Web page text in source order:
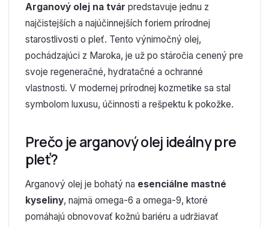
Arganový olej na tvár predstavuje jednu z
najčistejších a najúčinnejších foriem prírodnej
starostlivosti o pleť. Tento výnimočný olej,
pochádzajúci z Maroka, je už po stáročia cenený pre
svoje regeneračné, hydratačné a ochranné
vlastnosti. V modernej prírodnej kozmetike sa stal
symbolom luxusu, účinnosti a rešpektu k pokožke.
Prečo je arganový olej ideálny pre
pleť?
Arganový olej je bohatý na esenciálne mastné
kyseliny, najmä omega-6 a omega-9, ktoré
pomáhajú obnovovať kožnú bariéru a udržiavať